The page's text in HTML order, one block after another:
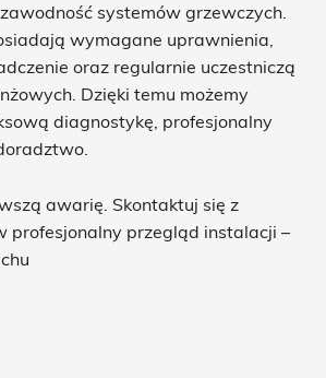
systemów grzewczych.
wymagane uprawnienia,
oraz regularnie uczestniczą
Dzięki temu możemy
diagnostykę, profesjonalny
awarię. Skontaktuj się z
profesjonalny przegląd instalacji –